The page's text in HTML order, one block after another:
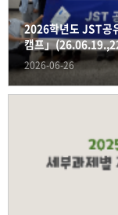
2026학년도 JST공
캠프」
2026-06-26